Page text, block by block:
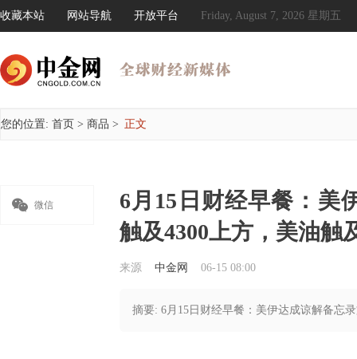
收藏本站 网站导航 开放平台 Friday, August 7, 2026 星期五
您的位置: 首页 > 商品 > 正文
 微信
6月15日财经早餐：美
触及4300上方，美油触
来源 中金网 06-15 08:00
摘要: 6月15日财经早餐：美伊达成谅解备忘